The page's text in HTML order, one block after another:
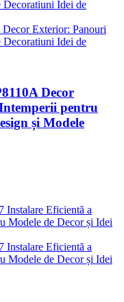
Decor
pentru
și Modele